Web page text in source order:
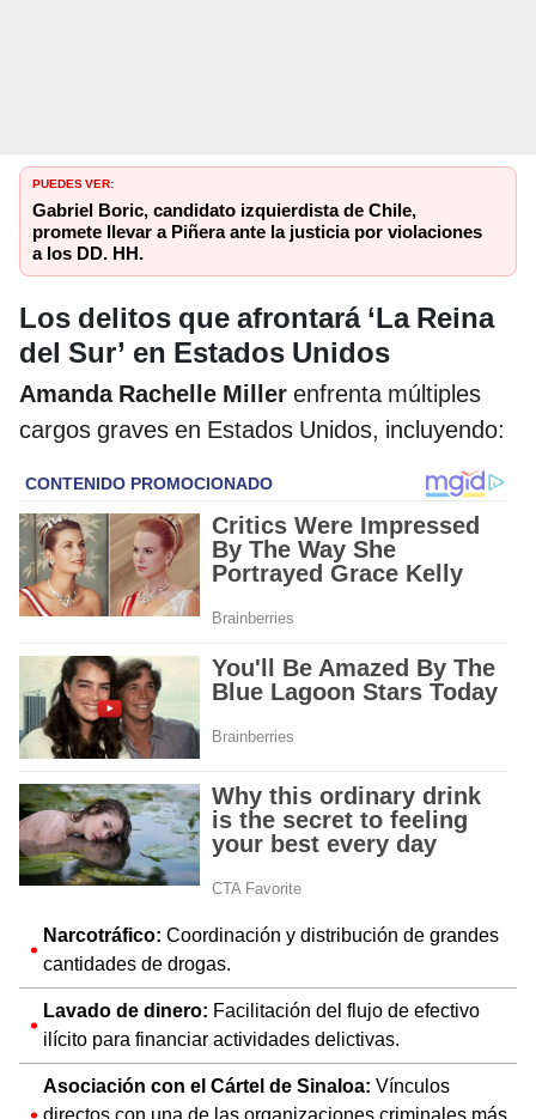
PUEDES VER:
Gabriel Boric, candidato izquierdista de Chile,
promete llevar a Piñera ante la justicia por violaciones
a los DD. HH.
Los delitos que afrontará ‘La Reina
del Sur’ en Estados Unidos
Amanda Rachelle Miller enfrenta múltiples
cargos graves en Estados Unidos, incluyendo:
Narcotráfico: Coordinación y distribución de grandes
cantidades de drogas.
Lavado de dinero: Facilitación del flujo de efectivo
ilícito para financiar actividades delictivas.
Asociación con el Cártel de Sinaloa: Vínculos
directos con una de las organizaciones criminales más